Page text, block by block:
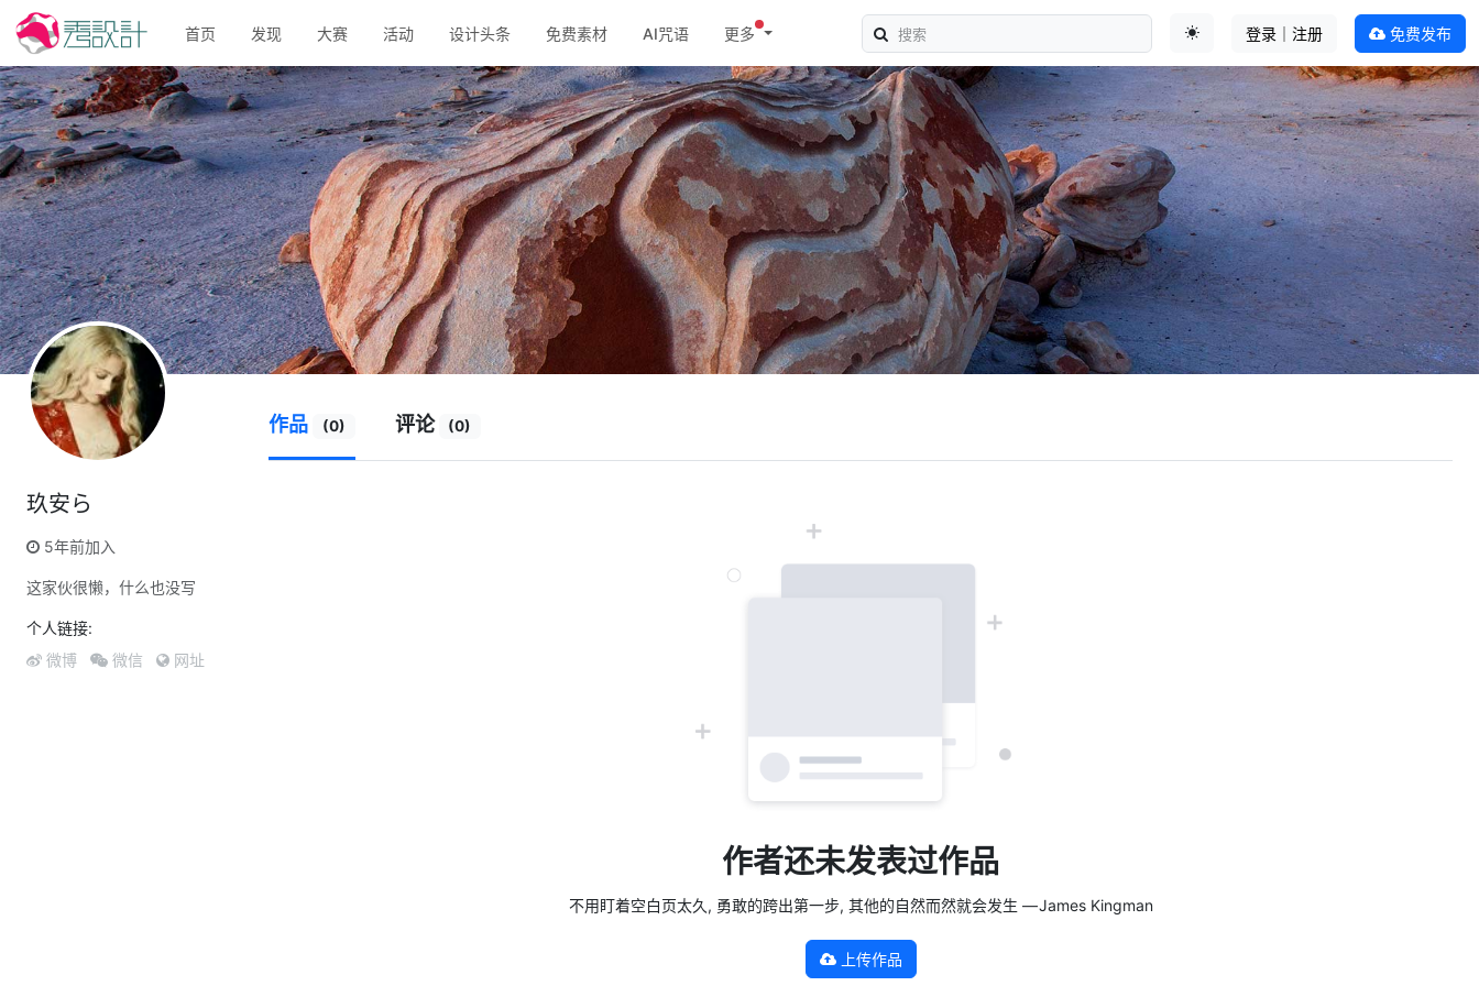
首页 发现 大赛 活动 设计头条 免费素材 AI咒语
更多
登录｜注册 免费发布
玖安ら
5年前加入
这家伙很懒，什么也没写
个人链接:
微博 微信 网址
作品 (0) 评论 (0)
作者还未发表过作品
不用盯着空白页太久, 勇敢的跨出第一步, 其他的自然而然就会发生 — James Kingman
上传作品